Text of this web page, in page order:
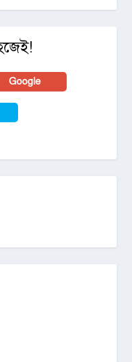
Google